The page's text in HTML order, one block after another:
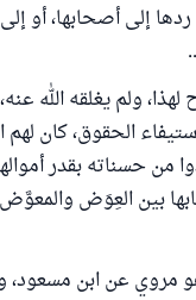
إلى أصحابها، أو إلى
ولم يغلقه الله
الحقوق، كان
من حسناته بقدر
بين العِوَض
عن ابن مسعود،